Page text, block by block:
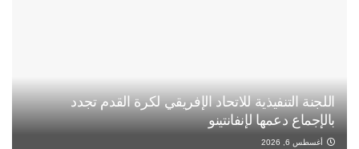
اللجنة التنفيذية للاتحاد الإفريقي لكرة القدم تجدد
بالإجماع دعمها لإنفانتينو
أغسطس 6, 2026